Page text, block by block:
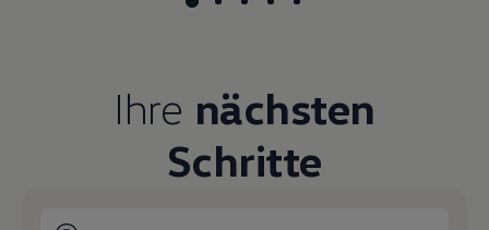
Ihre nächsten
Schritte